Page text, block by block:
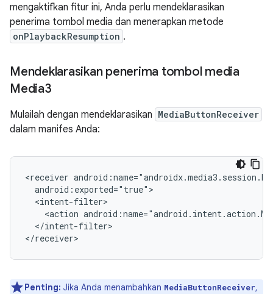
mengaktifkan fitur ini, Anda perlu mendeklarasikan
penerima tombol media dan menerapkan metode
onPlaybackResumption .
Mendeklarasikan penerima tombol media
Media3
Mulailah dengan mendeklarasikan MediaButtonReceiver
dalam manifes Anda:
<receiver
<action
</intent-filter>
Penting: Jika Anda menambahkan MediaButtonReceiver,